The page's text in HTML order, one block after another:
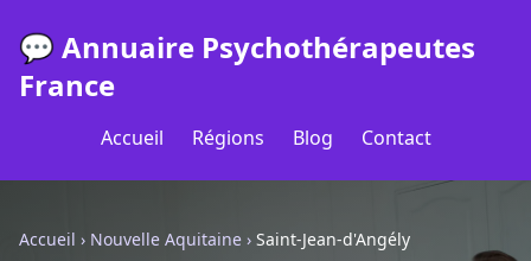
💬 Annuaire Psychothérapeutes
France
Accueil Régions Blog Contact
Accueil › Nouvelle Aquitaine › Saint-Jean-d'Angély